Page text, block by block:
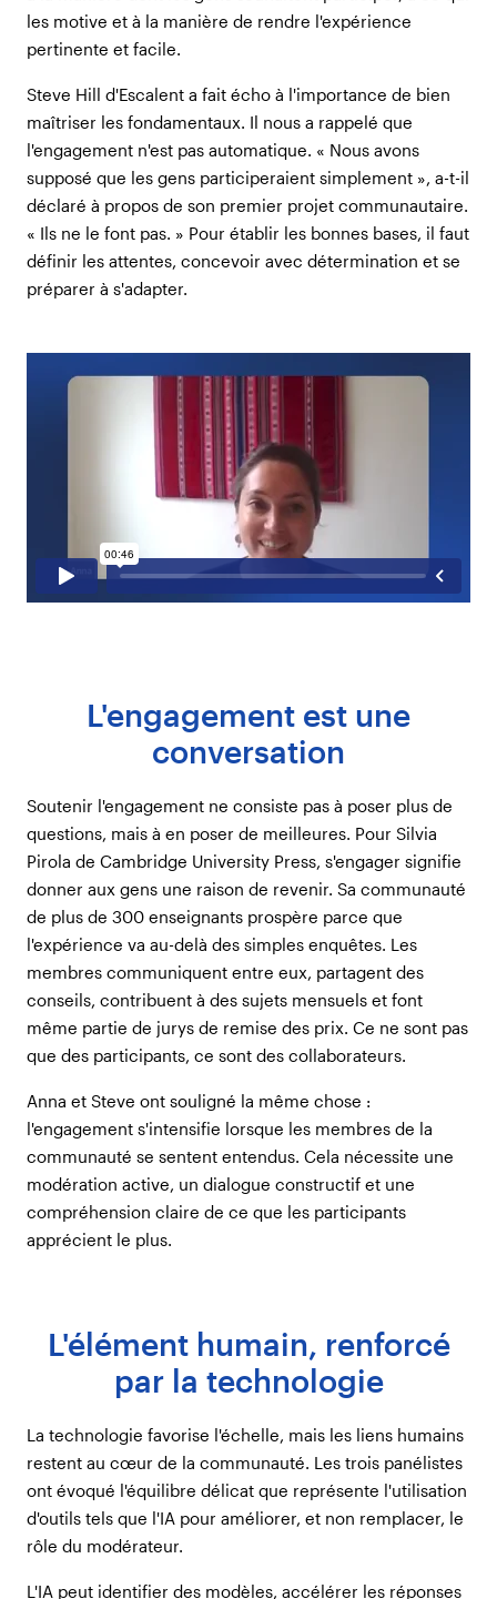
les motive et à la manière de rendre l'expérience
pertinente et facile.
Steve Hill d'Escalent a fait écho à l'importance de bien
maîtriser les fondamentaux. Il nous a rappelé que
l'engagement n'est pas automatique. « Nous avons
supposé que les gens participeraient simplement », a-t-il
déclaré à propos de son premier projet communautaire.
« Ils ne le font pas. » Pour établir les bonnes bases, il faut
définir les attentes, concevoir avec détermination et se
préparer à s'adapter.
L'engagement est une
conversation
Soutenir l'engagement ne consiste pas à poser plus de
questions, mais à en poser de meilleures. Pour Silvia
Pirola de Cambridge University Press, s'engager signifie
donner aux gens une raison de revenir. Sa communauté
de plus de 300 enseignants prospère parce que
l'expérience va au-delà des simples enquêtes. Les
membres communiquent entre eux, partagent des
conseils, contribuent à des sujets mensuels et font
même partie de jurys de remise des prix. Ce ne sont pas
que des participants, ce sont des collaborateurs.
Anna et Steve ont souligné la même chose :
l'engagement s'intensifie lorsque les membres de la
communauté se sentent entendus. Cela nécessite une
modération active, un dialogue constructif et une
compréhension claire de ce que les participants
apprécient le plus.
L'élément humain, renforcé
par la technologie
La technologie favorise l'échelle, mais les liens humains
restent au cœur de la communauté. Les trois panélistes
ont évoqué l'équilibre délicat que représente l'utilisation
d'outils tels que l'IA pour améliorer, et non remplacer, le
rôle du modérateur.
L'IA peut identifier des modèles, accélérer les réponses